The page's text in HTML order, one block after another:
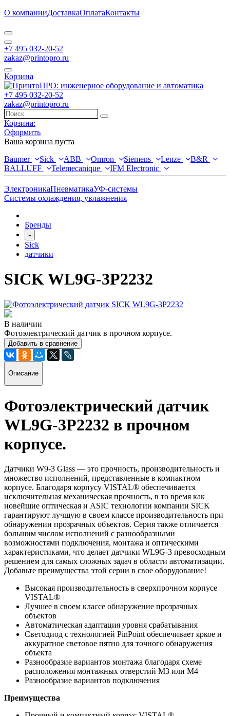
О компанииДоставкаОплатаКонтакты
+7 495 032-20-52
zakaz@printopro.ru
Корзина
+7 495 032-20-52
zakaz@printopro.ru
Корзина:
Оформить
Ваша корзина пуста
Baumer
Sick ABB Omron Siemens Lenze
B&R
BALLUFF
Telemecanique IFM Electronic
ЭлектроникаПневматикаУФ-системы
Системы охлаждения, увлажнения
Бренды
-
Sick
датчики
SICK WL9G-3P2232
В наличии
Фотоэлектрический датчик в прочном корпусе.
Добавить в сравнение
Описание
Фотоэлектрический датчик
WL9G-3P2232 в прочном
корпусе.
Датчики W9-3 Glass — это прочность, производительность и
множество исполнений, представленные в компактном
корпусе. Благодаря корпусу VISTAL® обеспечивается
исключительная механическая прочность, в то время как
новейшие оптическая и ASIC технологии компании SICK
гарантируют лучшую в своем классе производительность при
обнаружении прозрачных объектов. Серия также отличается
большим числом исполнений с разнообразными
возможностями подключения, монтажа и оптическими
характеристиками, что делает датчики WL9G-3 превосходным
решением для самых сложных задач в области автоматизации.
Добавьте преимущества этой серии в свое оборудование!
Высокая производительность в сверхпрочном корпусе
VISTAL®
Лучшее в своем классе обнаружение прозрачных
объектов
Автоматическая адаптация уровня срабатывания
Светодиод с технологией PinPoint обеспечивает яркое и
аккуратное световое пятно для точного обнаружения
объекта
Разнообразие вариантов монтажа благодаря схеме
расположения монтажных отверстий M3 или M4
Разнообразие вариантов подключения
Преимущества